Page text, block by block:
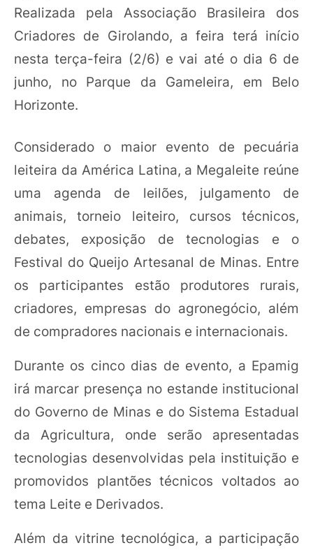
Realizada pela Associação Brasileira dos
Criadores de Girolando, a feira terá início
nesta terça-feira (2/6) e vai até o dia 6 de
junho, no Parque da Gameleira, em Belo
Horizonte.
Considerado o maior evento de pecuária
leiteira da América Latina, a Megaleite reúne
uma agenda de leilões, julgamento de
animais, torneio leiteiro, cursos técnicos,
debates, exposição de tecnologias e o
Festival do Queijo Artesanal de Minas. Entre
os participantes estão produtores rurais,
criadores, empresas do agronegócio, além
de compradores nacionais e internacionais.
Durante os cinco dias de evento, a Epamig
irá marcar presença no estande institucional
do Governo de Minas e do Sistema Estadual
da Agricultura, onde serão apresentadas
tecnologias desenvolvidas pela instituição e
promovidos plantões técnicos voltados ao
tema Leite e Derivados.
Além da vitrine tecnológica, a participação